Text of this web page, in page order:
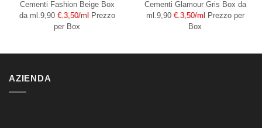
Cementi Fashion Beige Box
da ml.9,90 €.3,50/ml Prezzo
per Box
Cementi Glamour Gris Box da
ml.9,90 €.3,50/ml Prezzo per
Box
AZIENDA